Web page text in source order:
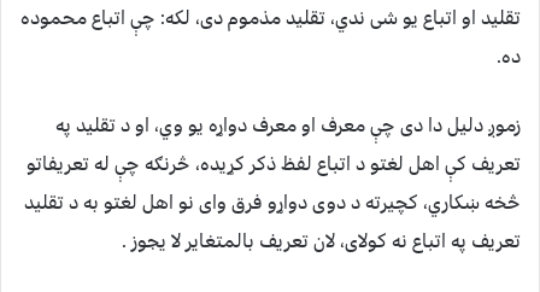
تقلید او اتباع یو شی ندي، تقلید مذموم دی، لکه: چې اتباع محموده
ده.
زموږ دلیل دا دی چې معرف او معرف دواړه یو وي، او د تقلید په
تعریف کې اهل لغتو د اتباع لفظ ذکر کړیده، څرنګه چې له تعریفاتو
څخه ښکاري، کچیرته د دوی دواړو فرق وای نو اهل لغتو به د تقلید
تعریف په اتباع نه کولای، لان تعریف بالمتغایر لا یجوز .